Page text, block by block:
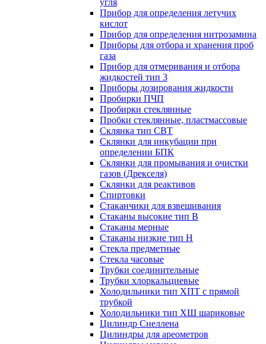
угля
Прибор для определения летучих
кислот
Прибор для определения нитрозамина
Приборы для отбора и хранения проб
газа
Прибор для отмеривания и отбора
жидкостей тип 3
Приборы дозирования жидкости
Пробирки ПЧП
Пробирки стеклянные
Пробки стеклянные, пластмассовые
Склянка тип СВТ
Склянки для инкубации при
определении БПК
Склянки для промывания и очистки
газов (Дрекселя)
Склянки для реактивов
Спиртовки
Стаканчики для взвешивания
Стаканы высокие тип В
Стаканы мерные
Стаканы низкие тип Н
Стекла предметные
Стекла часовые
Трубки соединительные
Трубки хлоркальциевые
Холодильники тип ХПТ с прямой
трубкой
Холодильники тип ХШ шариковые
Цилиндр Снеллена
Цилиндры для ареометров